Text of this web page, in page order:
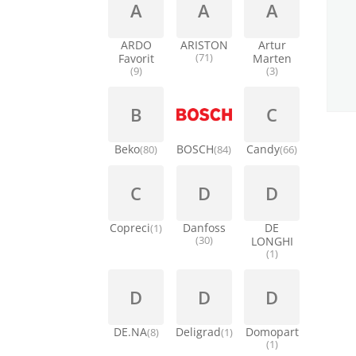
A
ARDO
Favorit
(9)
A
ARISTON
(71)
A
Artur
Marten
(3)
B
Beko(80) BOSCH(84)
C
Candy(66)
C
Copreci(1)
D
Danfoss
(30)
D
DE
LONGHI
(1)
D
DE.NA(8)
D
Deligrad(1)
D
Domopart
(1)